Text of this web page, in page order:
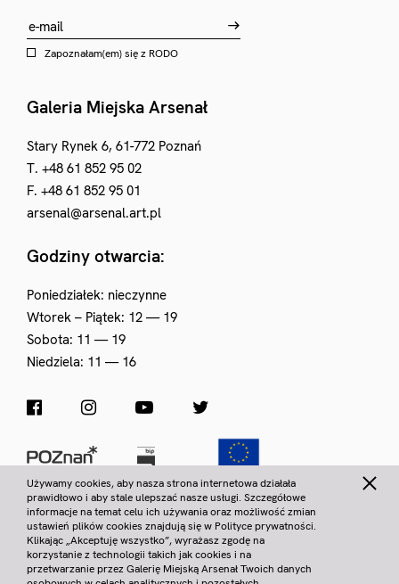
Zapoznałam(em) się z RODO
Galeria Miejska Arsenał
Stary Rynek 6, 61-772 Poznań
T. +48 61 852 95 02
F. +48 61 852 95 01
arsenal@arsenal.art.pl
Godziny otwarcia:
Poniedziałek: nieczynne
Wtorek – Piątek: 12 — 19
Sobota: 11 — 19
Niedziela: 11 — 16
Statut galerii
Regulamin Komisji Nabytków
Współpraca
Deklaracja dostępności
Używamy cookies, aby nasza strona internetowa działała
prawidłowo i aby stale ulepszać nasze usługi. Szczegółowe
informacje na temat celu ich używania oraz możliwość zmian
ustawień plików cookies znajdują się w Polityce prywatności.
Klikając „Akceptuję wszystko”, wyrażasz zgodę na
korzystanie z technologii takich jak cookies i na
przetwarzanie przez Galerię Miejską Arsenał Twoich danych